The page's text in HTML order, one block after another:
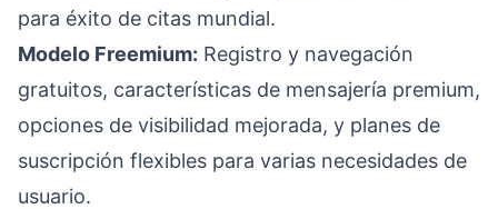
para éxito de citas mundial.
Modelo Freemium: Registro y navegación
gratuitos, características de mensajería premium,
opciones de visibilidad mejorada, y planes de
suscripción flexibles para varias necesidades de
usuario.